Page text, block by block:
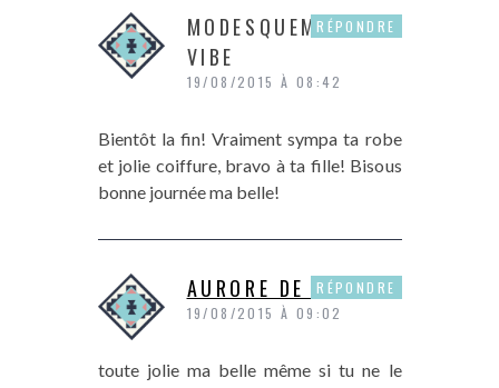
MODESQUEMENT
VIBE
19/08/2015 À 08:42
Bientôt la fin! Vraiment sympa ta robe
et jolie coiffure, bravo à ta fille! Bisous
bonne journée ma belle!
RÉPONDRE
AURORE DE P&P
19/08/2015 À 09:02
toute jolie ma belle même si tu ne le
RÉPONDRE